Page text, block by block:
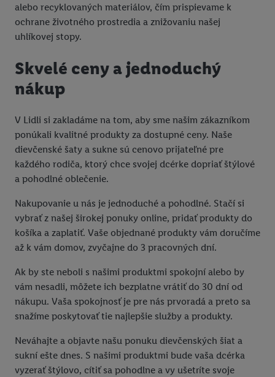
alebo recyklovaných materiálov, čím prispievame k
ochrane životného prostredia a znižovaniu našej
uhlíkovej stopy.
Skvelé ceny a jednoduchý
nákup
V Lidli si zakladáme na tom, aby sme našim zákazníkom
ponúkali kvalitné produkty za dostupné ceny. Naše
dievčenské šaty a sukne sú cenovo prijateľné pre
každého rodiča, ktorý chce svojej dcérke dopriať štýlové
a pohodlné oblečenie.
Nakupovanie u nás je jednoduché a pohodlné. Stačí si
vybrať z našej širokej ponuky online, pridať produkty do
košíka a zaplatiť. Vaše objednané produkty vám doručíme
až k vám domov, zvyčajne do 3 pracovných dní.
Ak by ste neboli s našimi produktmi spokojní alebo by
vám nesadli, môžete ich bezplatne vrátiť do 30 dní od
nákupu. Vaša spokojnosť je pre nás prvoradá a preto sa
snažíme poskytovať tie najlepšie služby a produkty.
Neváhajte a objavte našu ponuku dievčenských šiat a
sukní ešte dnes. S našimi produktmi bude vaša dcérka
vyzerať štýlovo, cítiť sa pohodlne a vy ušetríte svoje